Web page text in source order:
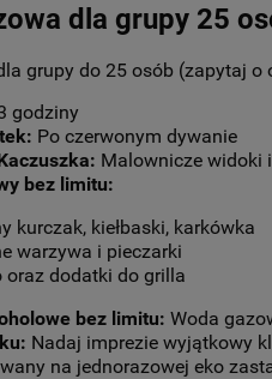
dla grupy 25
grupy do 25 osób (zapytaj
godziny
Po czerwonym dywanie
Malownicze widoki
bez limitu:
kurczak, kiełbaski, karkówka
warzywa i pieczarki
oraz dodatki do grilla
bez limitu: Woda
Nadaj imprezie wyjątkowy
na jednorazowej eko